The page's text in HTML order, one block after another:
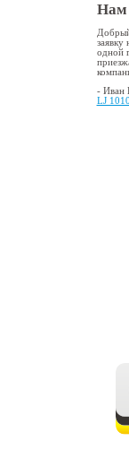
Нам
заявку
одной
- Иван
LJ